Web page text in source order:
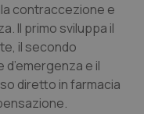
contraccezione e
Il primo sviluppa il
il secondo
e il
diretto in farmacia